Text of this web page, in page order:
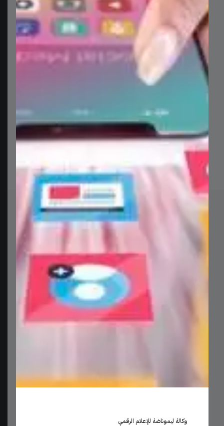
الرسمية. يجمع هذا القالب بين الحداثة والبساطة ليقدم
تصميم رسائل رسمية يعكس احترافية علامتك التجارية. صُمم
القالب ليكون سهل التخصيص، حيث يمكن تعديله بسهولة
باستخدام برنامج
أدوبي إليستريتور، مما يتيح لك إضافة شعار
شركتك وبيانات الاتصال وألوان علامتك التجارية بدقة عالية.
يضمن لك مظهرًا متناسقًا واحترافيًا في جميع مستنداتك.
حمله الآن وابدأ في بناء هوية بصرية قوية لشركتك من خلال
أفضل تصميم رسائل رسمية متاح.
المكتبة الرقمية
مجموعة منتقاة من القوالب عالية الجودة، والرسوميات،
وأدوات التصميم، للارتقاء بمشاريعك وتبسيط سير
عملك
وكالة ليموناضة للإعلام الرقمي